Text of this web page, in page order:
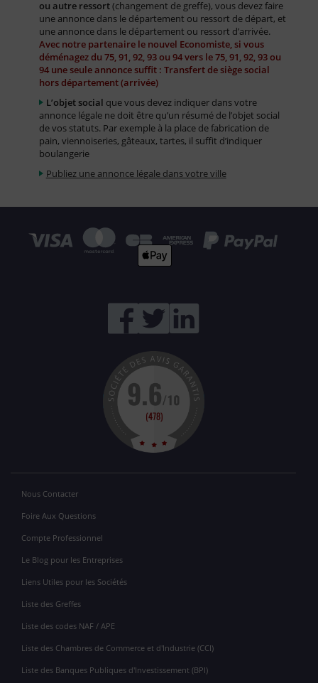
ou autre ressort(changement de greffe), vous devez faire
une annonce dans le département ou ressort de départ, et
une annonce dans le département ou ressort d’arrivée.
Avec notre partenaire le nouvel Economiste, si vous
déménagez du 75, 91, 92, 93 ou 94 vers le 75, 91, 92, 93 ou
94 une seule annonce suffit : Transfert de siège social
hors département (arrivée)
L’objet social que vous devez indiquer dans votre
annonce légale ne doit être qu’un résumé de l’objet social
de vos statuts. Par exemple à la place de fabrication de
pain, viennoiseries, gâteaux, tartes, il suffit d’indiquer
boulangerie
Publiez une annonce légale dans votre ville
Nous Contacter
Foire Aux Questions
Compte Professionnel
Le Blog pour les Entreprises
Liens Utiles pour les Sociétés
Liste des Greffes
Liste des codes NAF / APE
Liste des Chambres de Commerce et d'Industrie (CCI)
Liste des Banques Publiques d'Investissement (BPI)